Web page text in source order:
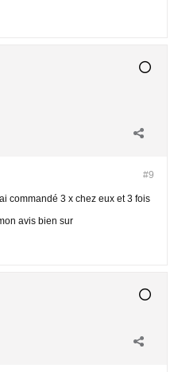
#9
commandé 3 x chez eux et 3 fois
avis bien sur